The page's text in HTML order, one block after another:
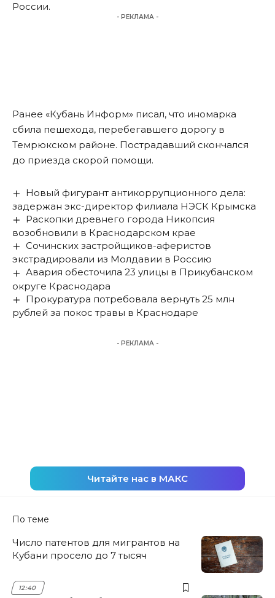
России.
- РЕКЛАМА -
Ранее «Кубань Информ» писал, что иномарка
сбила пешехода, перебегавшего дорогу в
Темрюкском районе. Пострадавший скончался
до приезда скорой помощи.
Новый фигурант антикоррупционного дела:
задержан экс-директор филиала НЭСК Крымска
Раскопки древнего города Никопсия
возобновили в Краснодарском крае
Сочинских застройщиков-аферистов
экстрадировали из Молдавии в Россию
Авария обесточила 23 улицы в Прикубанском
округе Краснодара
Прокуратура потребовала вернуть 25 млн
рублей за покос травы в Краснодаре
- РЕКЛАМА -
Читайте нас в МАКС
По теме
Число патентов для мигрантов на
Кубани просело до 7 тысяч
12:40